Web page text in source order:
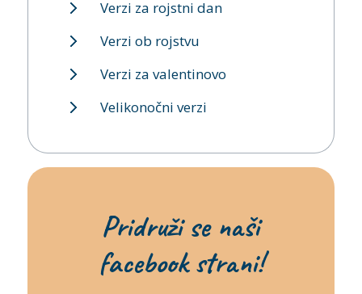
Verzi za rojstni dan
Verzi ob rojstvu
Verzi za valentinovo
Velikonočni verzi
Pridruži se naši
facebook strani!